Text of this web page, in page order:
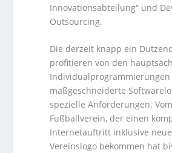
Innovationsabteilung“ und
Outsourcing.
Die derzeit knapp ein
profitieren von den
Individualprogrammierungen
maßgeschneiderte
spezielle Anforderungen.
Fußballverein, der einen
Internetauftritt inklusive
Vereinslogo bekommen hat